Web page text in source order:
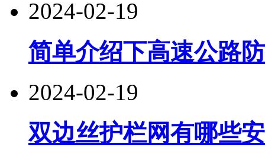
2024-02-19
简单介绍下高速公路
2024-02-19
双边丝护栏网有哪些